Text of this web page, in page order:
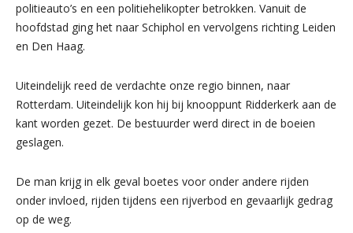
politieauto’s en een politiehelikopter betrokken. Vanuit de
hoofdstad ging het naar Schiphol en vervolgens richting Leiden
en Den Haag.
Uiteindelijk reed de verdachte onze regio binnen, naar
Rotterdam. Uiteindelijk kon hij bij knooppunt Ridderkerk aan de
kant worden gezet. De bestuurder werd direct in de boeien
geslagen.
De man krijg in elk geval boetes voor onder andere rijden
onder invloed, rijden tijdens een rijverbod en gevaarlijk gedrag
op de weg.